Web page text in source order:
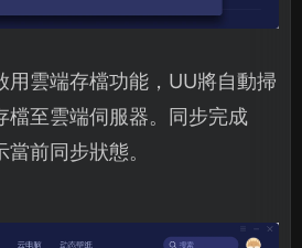
用雲端存檔功能，UU將自動掃
檔至雲端伺服器。同步完成
前同步狀態。